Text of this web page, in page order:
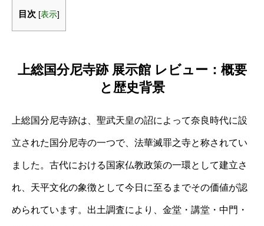
目次 [表示]
上総国分尼寺跡 展示館 レビュー：概要
と歴史背景
上総国分尼寺跡は、聖武天皇の詔によって奈良時代に設
立された国分尼寺の一つで、法華滅罪之寺と称されてい
ました。古代における国家仏教政策の一環として建立さ
れ、天平文化の象徴として今日に至るまでその価値が認
められています。出土調査により、金堂・講堂・中門・